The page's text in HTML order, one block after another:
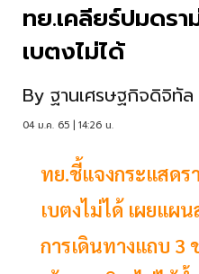
ทย.เคลียร์ปมดรา
เบตงไม่ได้
By ฐานเศรษฐกิจดิจิทัล
04 ม.ค. 65 | 14:26 น.
ทย.ชี้แจงกระแสด
เบตงไม่ได้ เผยแ
การเดินทางแถบ 3